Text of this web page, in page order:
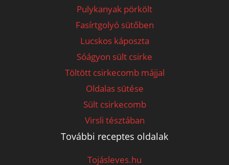
Pulykanyak pörkölt
Fasírtgolyó sütőben
Lucskos káposzta
Sóágyon sült csirke
Töltött csirkecomb májjal
Oldalas sütése
Sült csirkecomb
Virsli tésztában
További receptes oldalak
Tojásleves.hu